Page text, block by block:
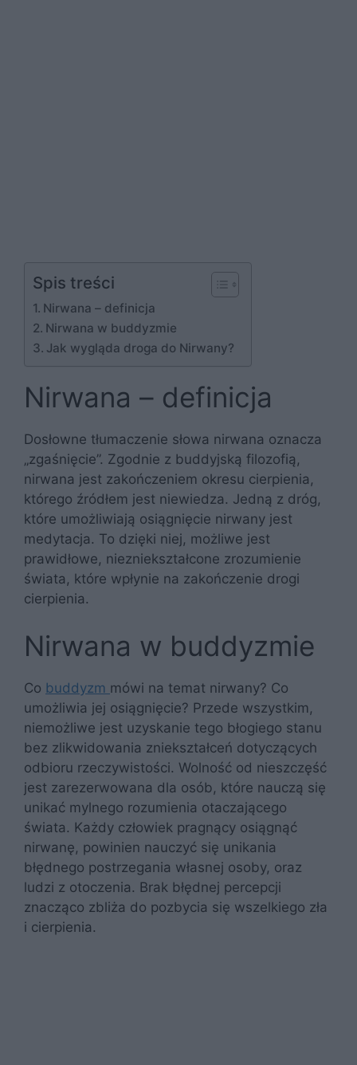
Spis treści
Nirwana – definicja
Nirwana w buddyzmie
Jak wygląda droga do Nirwany?
Nirwana – definicja
Dosłowne tłumaczenie słowa nirwana oznacza
„zgaśnięcie”. Zgodnie z buddyjską filozofią,
nirwana jest zakończeniem okresu cierpienia,
którego źródłem jest niewiedza. Jedną z dróg,
które umożliwiają osiągnięcie nirwany jest
medytacja. To dzięki niej, możliwe jest
prawidłowe, niezniekształcone zrozumienie
świata, które wpłynie na zakończenie drogi
cierpienia.
Nirwana w buddyzmie
Co buddyzm mówi na temat nirwany? Co
umożliwia jej osiągnięcie? Przede wszystkim,
niemożliwe jest uzyskanie tego błogiego stanu
bez zlikwidowania zniekształceń dotyczących
odbioru rzeczywistości. Wolność od nieszczęść
jest zarezerwowana dla osób, które nauczą się
unikać mylnego rozumienia otaczającego
świata. Każdy człowiek pragnący osiągnąć
nirwanę, powinien nauczyć się unikania
błędnego postrzegania własnej osoby, oraz
ludzi z otoczenia. Brak błędnej percepcji
znacząco zbliża do pozbycia się wszelkiego zła
i cierpienia.